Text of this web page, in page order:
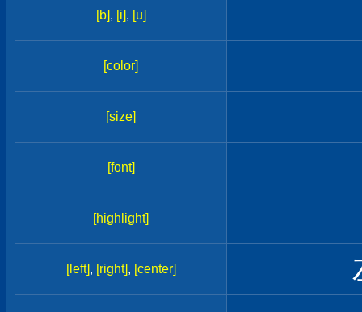
[b], [i], [u]
[color]
[size]
[font]
[highlight]
[left], [right], [center]